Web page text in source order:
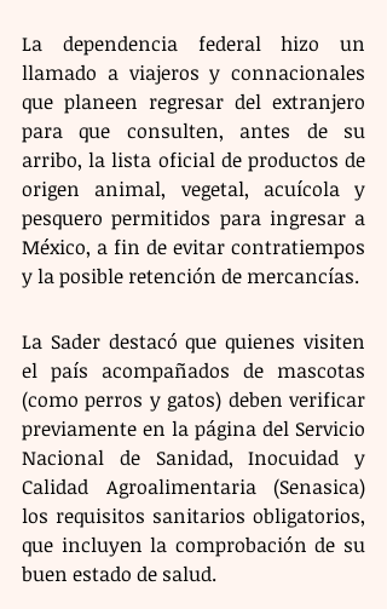
La dependencia federal hizo un
llamado a viajeros y connacionales
que planeen regresar del extranjero
para que consulten, antes de su
arribo, la lista oficial de productos de
origen animal, vegetal, acuícola y
pesquero permitidos para ingresar a
México, a fin de evitar contratiempos
y la posible retención de mercancías.
La Sader destacó que quienes visiten
el país acompañados de mascotas
(como perros y gatos) deben verificar
previamente en la página del Servicio
Nacional de Sanidad, Inocuidad y
Calidad Agroalimentaria (Senasica)
los requisitos sanitarios obligatorios,
que incluyen la comprobación de su
buen estado de salud.